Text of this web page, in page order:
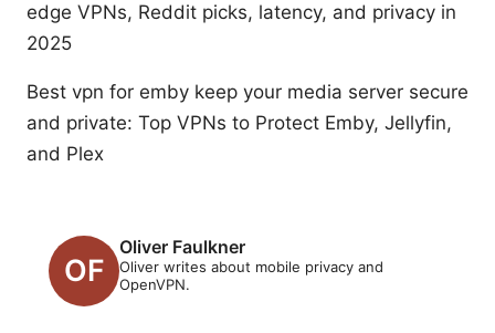
edge VPNs, Reddit picks, latency, and privacy in
2025
Best vpn for emby keep your media server secure
and private: Top VPNs to Protect Emby, Jellyfin,
and Plex
Oliver Faulkner
Oliver writes about mobile privacy and
OpenVPN.